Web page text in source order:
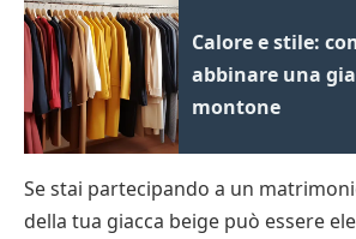
Calore e stile:
abbinare una
montone
Se stai partecipando a un
della tua giacca beige può essere